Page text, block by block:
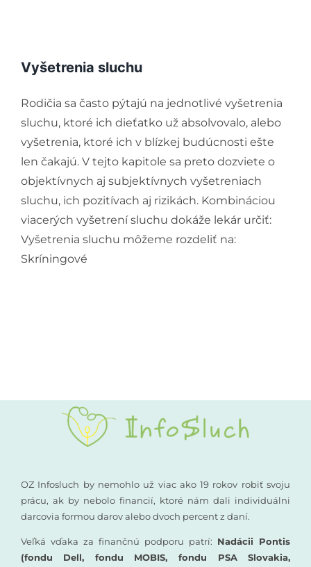
Vyšetrenia sluchu
Rodičia sa často pýtajú na jednotlivé vyšetrenia
sluchu, ktoré ich dieťatko už absolvovalo, alebo
vyšetrenia, ktoré ich v blízkej budúcnosti ešte
len čakajú. V tejto kapitole sa preto dozviete o
objektívnych aj subjektívnych vyšetreniach
sluchu, ich pozitívach aj rizikách. Kombináciou
viacerých vyšetrení sluchu dokáže lekár určiť:
Vyšetrenia sluchu môžeme rozdeliť na:
Skríningové
OZ Infosluch by nemohlo už viac ako 19 rokov robiť svoju
prácu, ak by nebolo financií, ktoré nám dali individuálni
darcovia formou darov alebo dvoch percent z daní.
Veľká vďaka za finančnú podporu patrí: Nadácii Pontis
(fondu Dell, fondu MOBIS, fondu PSA Slovakia,